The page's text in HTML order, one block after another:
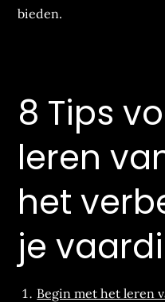
bieden.
8 Tips
leren
het
je
Begin met het leren